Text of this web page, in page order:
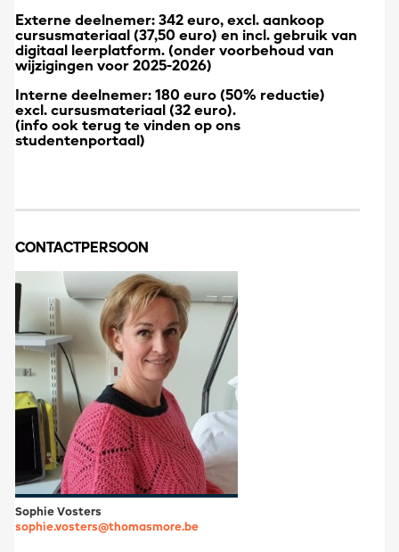
Externe deelnemer: 342 euro, excl. aankoop
cursusmateriaal (37,50 euro) en incl. gebruik van
digitaal leerplatform. (onder voorbehoud van
wijzigingen voor 2025-2026)
Interne deelnemer: 180 euro (50% reductie)
excl. cursusmateriaal (32 euro).
(info ook terug te vinden op ons
studentenportaal)
CONTACTPERSOON
Sophie Vosters
sophie.vosters@thomasmore.be